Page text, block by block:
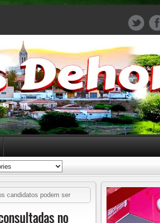
candidatos podem ser
no